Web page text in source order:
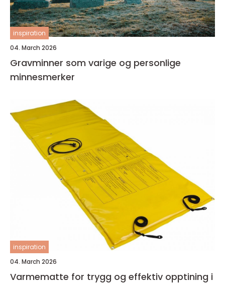
inspiration
04. March 2026
Gravminner som varige og personlige
minnesmerker
inspiration
04. March 2026
Varmematte for trygg og effektiv opptining i